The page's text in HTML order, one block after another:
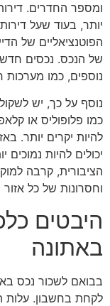
ומספר החדרים.
יותר, בעוד שעל
הפוטנציאליים של
של הנכס. נכסים
נוספים, כמו
נוסף על כך, יש
כמו פלופוליס או
להיות יקרים יותר.
יכולים להיות
הציבורית, קרבה
וחסרונות של כל
היבטים
באתונה
בבואם לשכור נכס
לקחת בחשבון. עלות